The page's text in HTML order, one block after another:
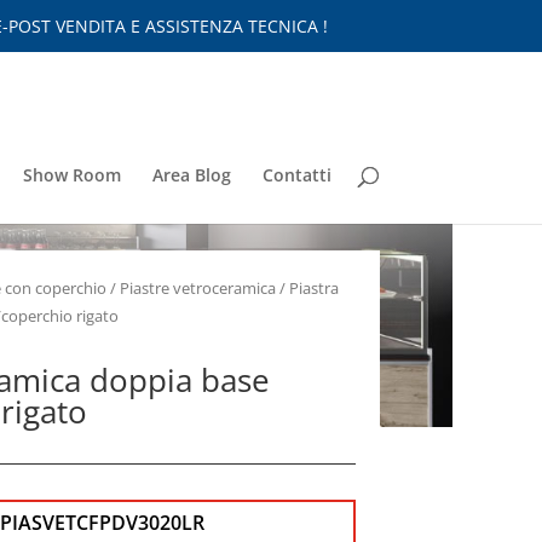
VENDITA E ASSISTENZA TECNICA !
Show Room Area Blog Contatti
con coperchio / Piastre vetroceramica / Piastra
rigato
doppia base